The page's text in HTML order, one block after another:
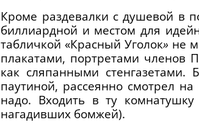
Кроме раздевалки с душевой в
биллиардной и местом для
табличкой «Красный Уголок» не
плакатами, портретами членов
как сляпанными
паутиной, рассеянно смотрел
надо. Входить в ту
нагадивших бомжей).